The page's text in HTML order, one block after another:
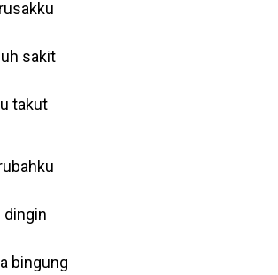
sakit
takut
dingin
bingung